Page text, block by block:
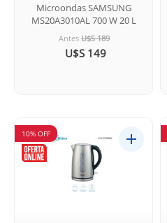
Microondas SAMSUNG
MS20A3010AL 700 W 20 L
Antes U$S 189
U$S 149
10% OFF